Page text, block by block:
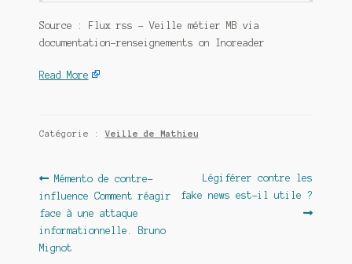
Source : Flux rss – Veille métier MB via
documentation-renseignements on Inoreader
Read More
Catégorie :Veille de Mathieu
Navigation
de
l’article
Article
précédent :
Mémento de contre-
influence Comment réagir
face à une attaque
informationnelle. Bruno
Mignot
Article
suivant :
Légiférer contre les
fake news est-il utile ?